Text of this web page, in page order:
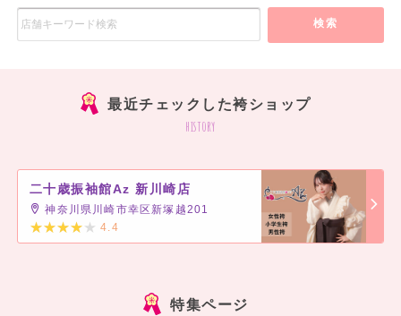
検索
最近チェックした袴ショップ
history
二十歳振袖館Az 新川崎店
神奈川県川崎市幸区新塚越201
4.4
特集ページ